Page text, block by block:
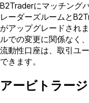
B2Traderにマッチング
レーダーズルームと
がアップグレードされ
ルでの変更に関係なく
流動性口座は、取引ユ
できます。
アービトラー